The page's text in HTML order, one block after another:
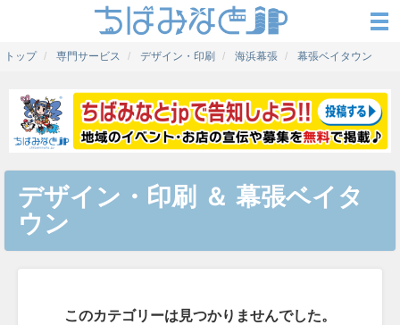
トップ 専門サービス デザイン・印刷 海浜幕張 幕張ベイタウン
デザイン・印刷 ＆ 幕張ベイタ
ウン
このカテゴリーは見つかりませんでした。